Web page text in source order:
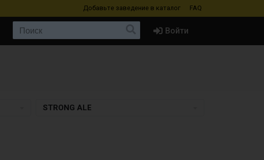
Добавьте заведение в каталог FAQ
Войти
STRONG ALE